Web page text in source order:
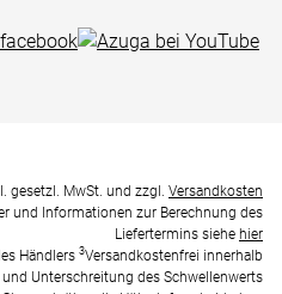
gesetzl. MwSt. und zzgl. Versandkosten
und Informationen zur Berechnung des
Liefertermins siehe hier
Händlers 3Versandkostenfrei innerhalb
Unterschreitung des Schwellenwerts